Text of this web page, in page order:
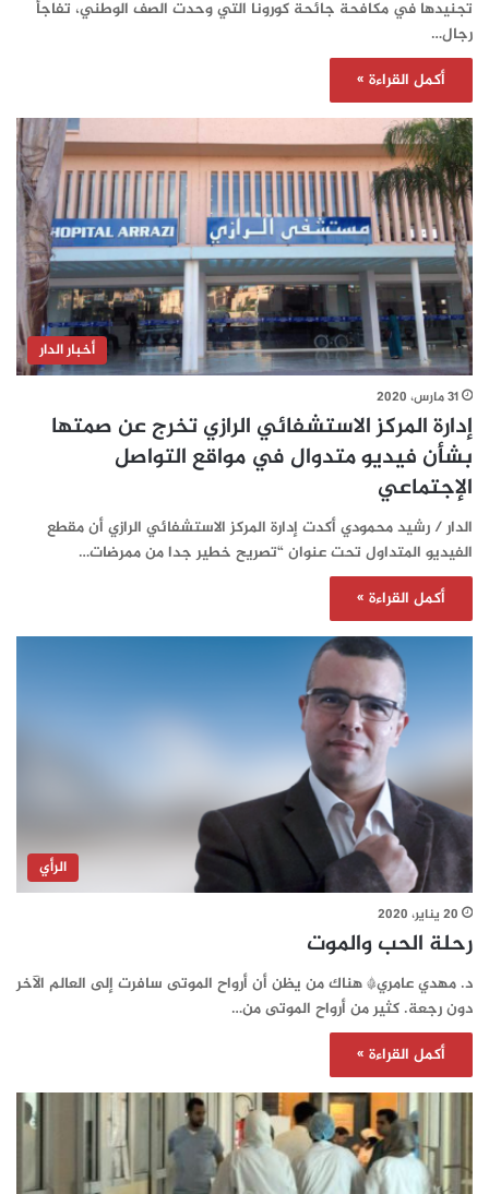
تجنيدها في مكافحة جائحة كورونا التي وحدت الصف الوطني، تفاجأ
رجال…
أكمل القراءة »
أخبار الدار
31 مارس، 2020
إدارة المركز الاستشفائي الرازي تخرج عن صمتها
بشأن فيديو متدوال في مواقع التواصل
الإجتماعي
الدار / رشيد محمودي أكدت إدارة المركز الاستشفائي الرازي أن مقطع
الفيديو المتداول تحت عنوان “تصريح خطير جدا من ممرضات…
أكمل القراءة »
الرأي
20 يناير، 2020
رحلة الحب والموت
د. مهدي عامري* هناك من يظن أن أرواح الموتى سافرت إلى العالم الآخر
دون رجعة. كثير من أرواح الموتى من…
أكمل القراءة »